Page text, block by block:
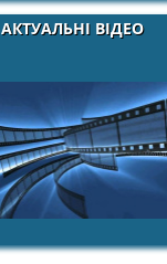
АКТУАЛЬНІ ВІДЕО